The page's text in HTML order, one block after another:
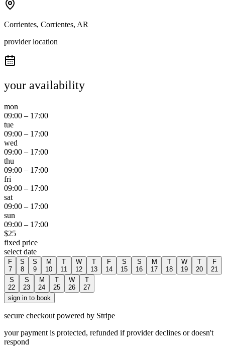
Corrientes, Corrientes, AR
provider location
your availability
mon
09:00 – 17:00
tue
09:00 – 17:00
wed
09:00 – 17:00
thu
09:00 – 17:00
fri
09:00 – 17:00
sat
09:00 – 17:00
sun
09:00 – 17:00
$25
fixed price
select date
F
7
S
8
S
9
M
10
T
11
W
12
T
13
F
14
S
15
S
16
M
17
T
18
W
19
T
20
F
21
S
22
S
23
M
24
T
25
W
26
T
27
sign in to book
secure checkout powered by Stripe
your payment is protected, refunded if provider declines or doesn't
respond